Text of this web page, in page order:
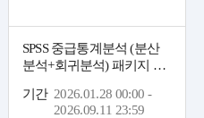
SPSS 중급통계분석 (분산
분석+회귀분석) 패키지 이
기간 2026.01.28 00:00 -
2026.09.11 23:59